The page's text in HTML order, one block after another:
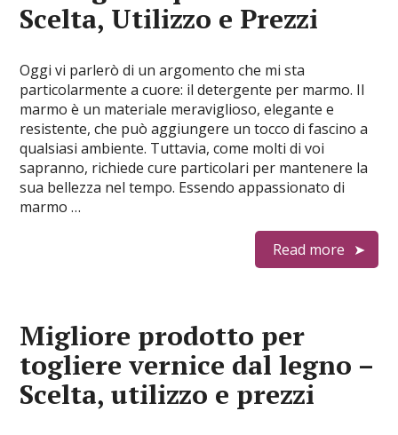
Scelta, Utilizzo e Prezzi
Oggi vi parlerò di un argomento che mi sta
particolarmente a cuore: il detergente per marmo. Il
marmo è un materiale meraviglioso, elegante e
resistente, che può aggiungere un tocco di fascino a
qualsiasi ambiente. Tuttavia, come molti di voi
sapranno, richiede cure particolari per mantenere la
sua bellezza nel tempo. Essendo appassionato di
marmo …
Read more
Migliore prodotto per
togliere vernice dal legno –
Scelta, utilizzo e prezzi